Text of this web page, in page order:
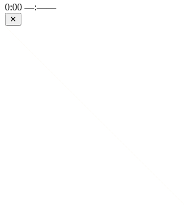
0:00 —:——
✕